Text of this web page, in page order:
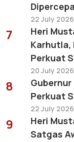
22 July 2026
7
Heri
Karhutla,
Perkuat
20 July 2026
8
Perkuat
22 July 2026
9
Heri
Satgas